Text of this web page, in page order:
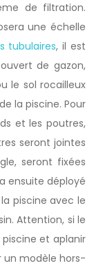
de filtration.
une échelle
tubulaires, il est
de gazon,
le sol rocailleux
la piscine. Pour
et les poutres,
seront jointes
seront fixées
ensuite déployé
piscine avec le
Attention, si le
piscine et aplanir
un modèle hors-